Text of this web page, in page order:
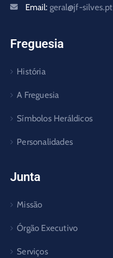
Email: geral@jf-silves.pt
Freguesia
História
A Freguesia
Símbolos Heráldicos
Personalidades
Junta
Missão
Órgão Executivo
Serviços